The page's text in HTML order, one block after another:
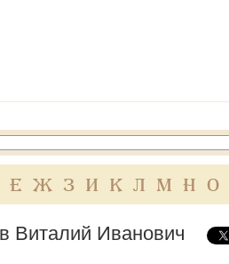
Е Ж З И К Л М Н О
Виталий Иванович